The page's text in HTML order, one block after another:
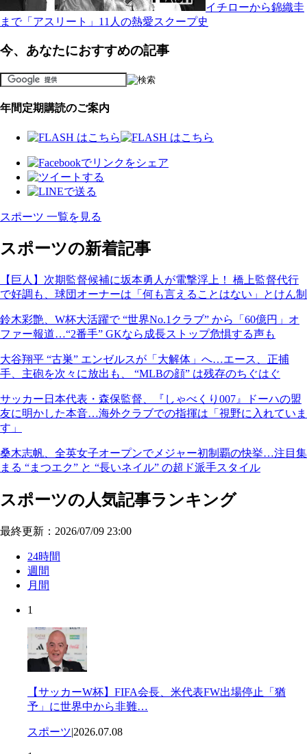
イチローから錦織圭
まで「アスリート」11人の熱愛スクープ史
今、あなたにおすすめの記事
年間定期購読のご案内
スポーツ 一覧を見る
スポーツの新着記事
【巨人】次期監督候補に坂本勇人が電撃浮上！ 橋上監督代行
で好調も、球団オーナーは「何も言えることはない」とけん制
鈴木彩艶、W杯大活躍で “世界No.1クラブ” から「60億円」オ
ファー報道…“2番手” GKなら成長ストップ危惧する声も
大谷翔平 “古巣” エンゼルスが「大解体」へ…エース、正捕
手、主砲を次々に放出も、 “MLBの顔” は残存のちぐはぐ
サッカー日本代表・森保監督、『しゃべくり007』ドーハの盟
友に明かした本音…海外クラブでの指揮は「視野に入れていま
す」
桑木志帆、全英女子オープンでメジャー初制覇の快挙…注目集
まる “まつエク” と “長いネイル” の超ド派手スタイル
スポーツの人気記事ランキング
最終更新：2026/07/09 23:00
24時間
週間
月間
1
【サッカーW杯】FIFA会長、米代表FW出場停止「猶
予」に世界中から非難…
スポーツ|2026.07.08